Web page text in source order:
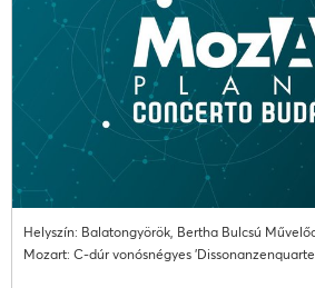
Helyszín: Balatongyörök, Bertha Bulcsú
Mozart: C-dúr vonósnégyes